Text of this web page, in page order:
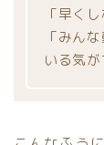
「早く
「みん
いる気が